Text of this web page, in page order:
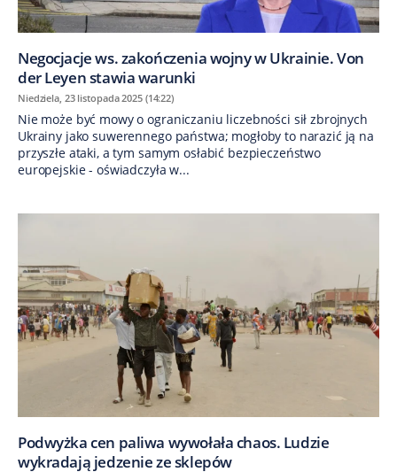
Negocjacje ws. zakończenia wojny w Ukrainie. Von
der Leyen stawia warunki
Niedziela, 23 listopada 2025 (14:22)
Nie może być mowy o ograniczaniu liczebności sił zbrojnych
Ukrainy jako suwerennego państwa; mogłoby to narazić ją na
przyszłe ataki, a tym samym osłabić bezpieczeństwo
europejskie - oświadczyła w...
Podwyżka cen paliwa wywołała chaos. Ludzie
wykradają jedzenie ze sklepów